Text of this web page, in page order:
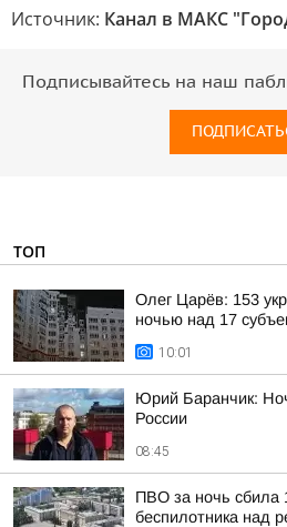
Источник: Канал в МАКС
Подписывайтесь на наш
ТОП
Олег Царёв: 153
ночью над 17
10:01
Юрий Баранчик:
России
08:45
ПВО за ночь сбила
беспилотника над